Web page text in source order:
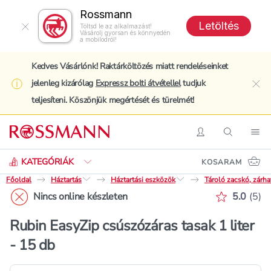
Rossmann
Töltsd le az alkalmazást!
Vásárolj gyorsan és könnyedén
a mobilodról!
Letöltés
Kedves Vásárlónk! Raktárköltözés miatt rendeléseinket
jelenleg kizárólag Expressz bolti átvételleltudjuk
teljesíteni. Köszönjük megértését és türelmét!
BelépésKeresés
KATEGÓRIÁK
Keresés
KOSARAM
Főoldal
Háztartás Háztartási eszközök Tároló zacskó,
Nincs online készleten 5.0 (5)
Rubin EasyZip csúszózáras tasak 1 liter
- 15 db